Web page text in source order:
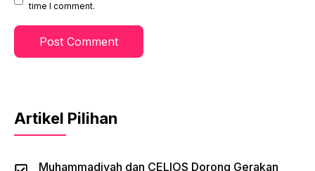
time I comment.
Artikel Pilihan
Muhammadiyah dan CELIOS Dorong Gerakan